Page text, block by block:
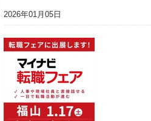
2026年01月05日